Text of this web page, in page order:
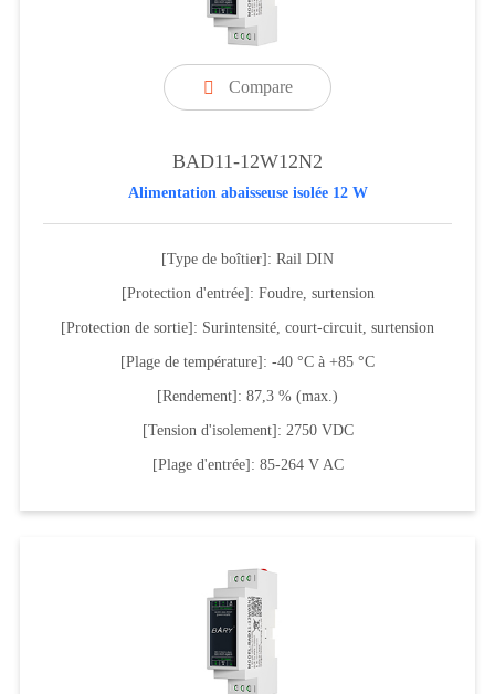
 Compare
BAD11-12W12N2
Alimentation abaisseuse isolée 12 W
[Type de boîtier]: Rail DIN
[Protection d'entrée]: Foudre, surtension
[Protection de sortie]: Surintensité, court-circuit, surtension
[Plage de température]: -40 °C à +85 °C
[Rendement]: 87,3 % (max.)
[Tension d'isolement]: 2750 VDC
[Plage d'entrée]: 85-264 V AC